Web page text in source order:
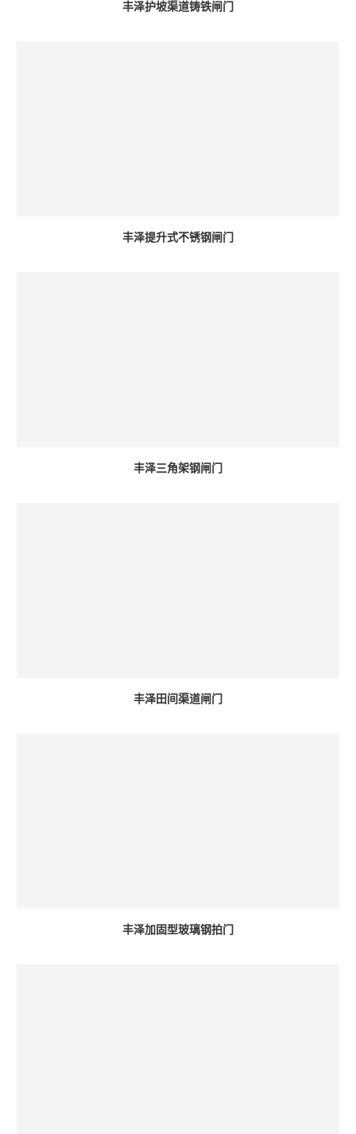
丰泽护坡渠道铸铁闸门
丰泽提升式不锈钢闸门
丰泽三角架钢闸门
丰泽田间渠道闸门
丰泽加固型玻璃钢拍门